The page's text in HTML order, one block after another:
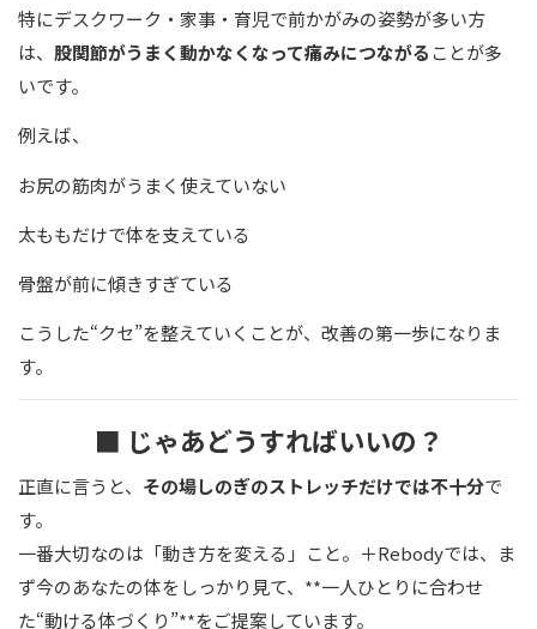
特にデスクワーク・家事・育児で前かがみの姿勢が多い方
は、 股関節がうまく動かなくなって痛みにつながることが多
いです。
例えば、
お尻の筋肉がうまく使えていない
太ももだけで体を支えている
骨盤が前に傾きすぎている
こうした“クセ”を整えていくことが、改善の第一歩になりま
す。
■ じゃあどうすればいいの？
正直に言うと、 その場しのぎのストレッチだけでは不十分で
す。
一番大切なのは「動き方を変える」こと。＋Rebodyでは、ま
ず今のあなたの体をしっかり見て、**一人ひとりに合わせ
た“動ける体づくり”**をご提案しています。